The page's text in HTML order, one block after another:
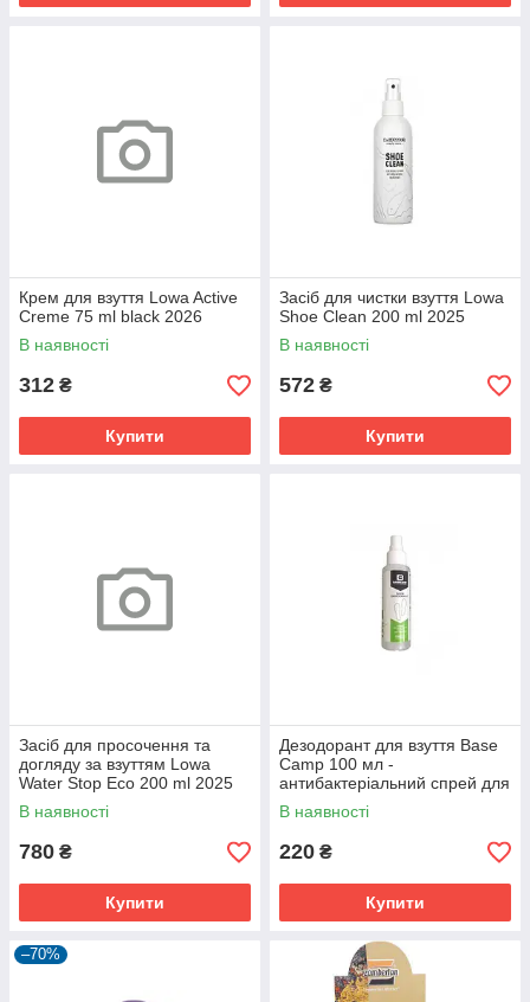
Крем для взуття Lowa Active
Creme 75 ml black 2026
В наявності
312 ₴
Купити
Засіб для чистки взуття Lowa
Shoe Clean 200 ml 2025
В наявності
572 ₴
Купити
Засіб для просочення та
догляду за взуттям Lowa
Water Stop Eco 200 ml 2025
В наявності
780 ₴
Купити
Дезодорант для взуття Base
Camp 100 мл -
антибактеріальний спрей для
нейтралізації запаху
В наявності
220 ₴
Купити
–70%